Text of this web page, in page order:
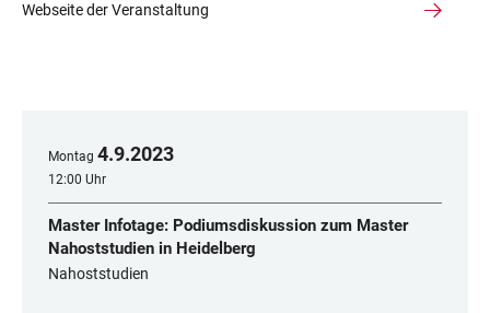
Webseite der Veranstaltung
Montag 4.9.2023
12:00 Uhr
Master Infotage: Podiumsdiskussion zum Master
Nahoststudien in Heidelberg
Nahoststudien